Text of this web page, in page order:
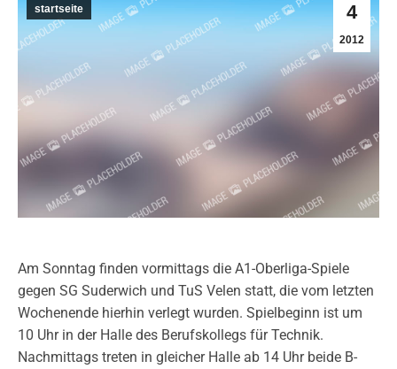
4
2012
startseite
Am Sonntag finden vormittags die A1-Oberliga-Spiele
gegen SG Suderwich und TuS Velen statt, die vom letzten
Wochenende hierhin verlegt wurden. Spielbeginn ist um
10 Uhr in der Halle des Berufskollegs für Technik.
Nachmittags treten in gleicher Halle ab 14 Uhr beide B-